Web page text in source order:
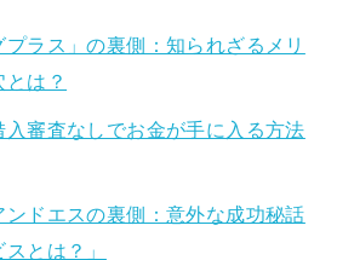
プラス」の裏側：知られざるメリ
とは？
入審査なしでお金が手に入る方法
ンドエスの裏側：意外な成功秘話
とは？」